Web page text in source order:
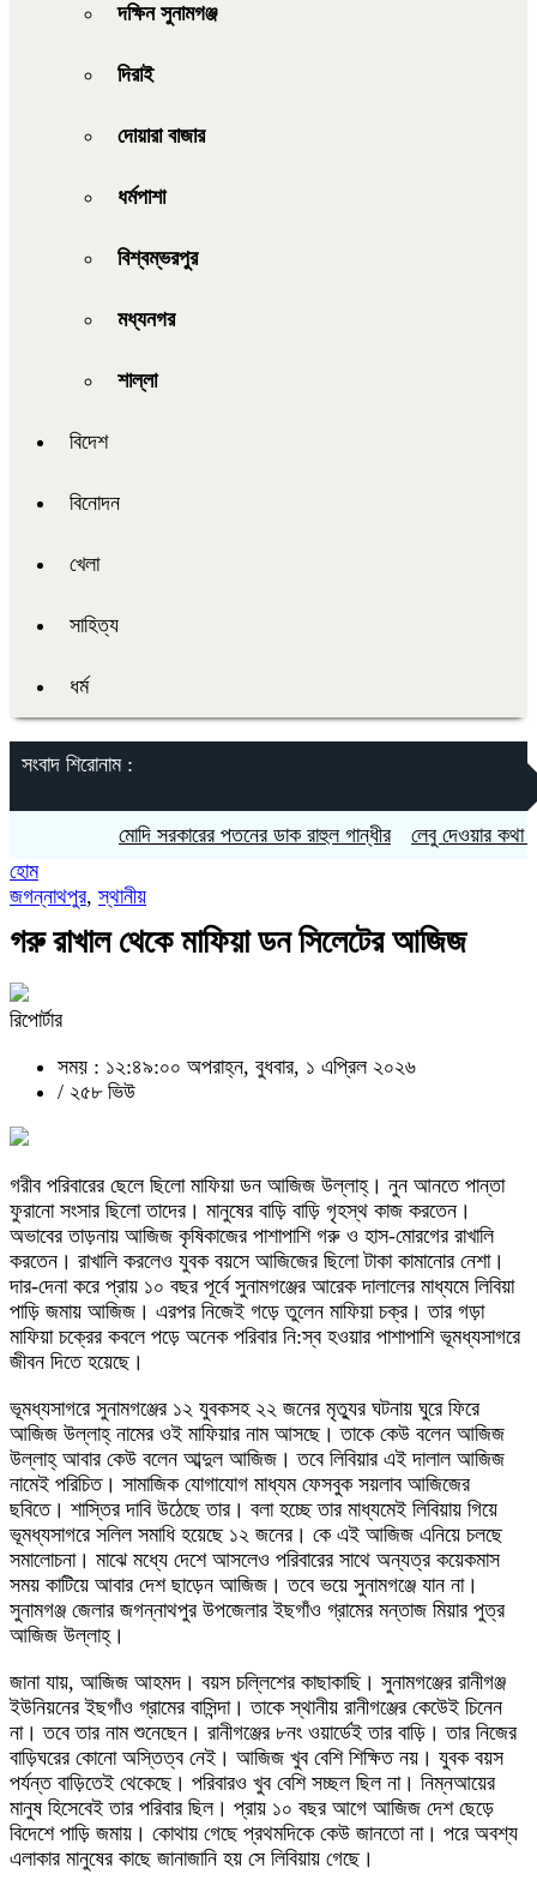
দক্ষিন সুনামগঞ্জ
দিরাই
দোয়ারা বাজার
ধর্মপাশা
বিশ্বম্ভরপুর
মধ্যনগর
শাল্লা
বিদেশ
বিনোদন
খেলা
সাহিত্য
ধর্ম
সংবাদ শিরোনাম :
মোদি সরকারের পতনের ডাক রাহুল গান্ধীর লেবু দেওয়ার কথা বলে
হোম
জগন্নাথপুর,স্থানীয়
গরু রাখাল থেকে মাফিয়া ডন সিলেটের আজিজ
রিপোর্টার
সময় : ১২:৪৯:০০ অপরাহ্ন, বুধবার, ১ এপ্রিল ২০২৬
/ ২৫৮ ভিউ
গরীব পরিবারের ছেলে ছিলো মাফিয়া ডন আজিজ উল্লাহ্। নুন আনতে পান্তা
ফুরানো সংসার ছিলো তাদের। মানুষের বাড়ি বাড়ি গৃহস্থ কাজ করতেন।
অভাবের তাড়নায় আজিজ কৃষিকাজের পাশাপাশি গরু ও হাস-মোরগের রাখালি
করতেন। রাখালি করলেও যুবক বয়সে আজিজের ছিলো টাকা কামানোর নেশা।
দার-দেনা করে প্রায় ১০ বছর পূর্বে সুনামগঞ্জের আরেক দালালের মাধ্যমে লিবিয়া
পাড়ি জমায় আজিজ। এরপর নিজেই গড়ে তুলেন মাফিয়া চক্র। তার গড়া
মাফিয়া চক্রের কবলে পড়ে অনেক পরিবার নি:স্ব হওয়ার পাশাপাশি ভূমধ্যসাগরে
জীবন দিতে হয়েছে।
ভূমধ্যসাগরে সুনামগঞ্জের ১২ যুবকসহ ২২ জনের মৃত্যুর ঘটনায় ঘুরে ফিরে
আজিজ উল্লাহ্ নামের ওই মাফিয়ার নাম আসছে। তাকে কেউ বলেন আজিজ
উল্লাহ্ আবার কেউ বলেন আব্দুল আজিজ। তবে লিবিয়ার এই দালাল আজিজ
নামেই পরিচিত। সামাজিক যোগাযোগ মাধ্যম ফেসবুক সয়লাব আজিজের
ছবিতে। শাস্তির দাবি উঠেছে তার। বলা হচ্ছে তার মাধ্যমেই লিবিয়ায় গিয়ে
ভূমধ্যসাগরে সলিল সমাধি হয়েছে ১২ জনের। কে এই আজিজ এনিয়ে চলছে
সমালোচনা। মাঝে মধ্যে দেশে আসলেও পরিবারের সাথে অন্যত্র কয়েকমাস
সময় কাটিয়ে আবার দেশ ছাড়েন আজিজ। তবে ভয়ে সুনামগঞ্জে যান না।
সুনামগঞ্জ জেলার জগন্নাথপুর উপজেলার ইছগাঁও গ্রামের মন্তাজ মিয়ার পুত্র
আজিজ উল্লাহ্।
জানা যায়, আজিজ আহমদ। বয়স চল্লিশের কাছাকাছি। সুনামগঞ্জের রানীগঞ্জ
ইউনিয়নের ইছগাঁও গ্রামের বাসিন্দা। তাকে স্থানীয় রানীগঞ্জের কেউেই চিনেন
না। তবে তার নাম শুনেছেন। রানীগঞ্জের ৮নং ওয়ার্ডেই তার বাড়ি। তার নিজের
বাড়িঘরের কোনো অস্তিত্ব নেই। আজিজ খুব বেশি শিক্ষিত নয়। যুবক বয়স
পর্যন্ত বাড়িতেই থেকেছে। পরিবারও খুব বেশি সচ্ছল ছিল না। নিম্নআয়ের
মানুষ হিসেবেই তার পরিবার ছিল। প্রায় ১০ বছর আগে আজিজ দেশ ছেড়ে
বিদেশে পাড়ি জমায়। কোথায় গেছে প্রথমদিকে কেউ জানতো না। পরে অবশ্য
এলাকার মানুষের কাছে জানাজানি হয় সে লিবিয়ায় গেছে।